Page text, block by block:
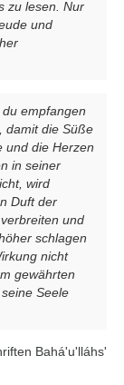
zu lesen. Nur
und
empfangen
damit die Süße
und die Herzen
in seiner
wird
Duft der
und
schlagen
nicht
gewährten
Seele
Bahá'u'lláhs'